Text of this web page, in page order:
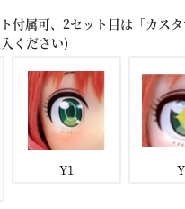
付属可、2セット目は「カス
ください)
Y1